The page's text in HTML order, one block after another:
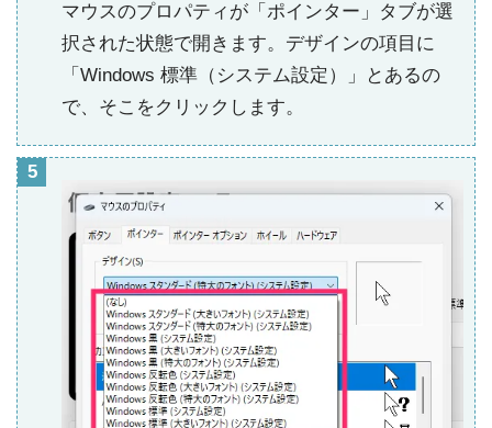
マウスのプロパティが「ポインター」タブが選
択された状態で開きます。デザインの項目に
「Windows 標準（システム設定）」とあるの
で、そこをクリックします。